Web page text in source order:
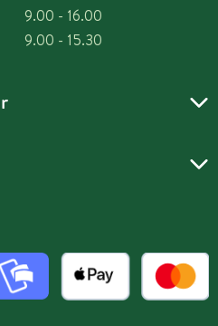
9.00 - 16.00
9.00 - 15.30